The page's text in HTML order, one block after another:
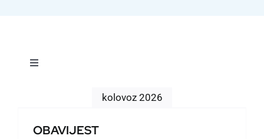
Toggle
Dokumenti
kolovoz 2026
OBAVIJEST